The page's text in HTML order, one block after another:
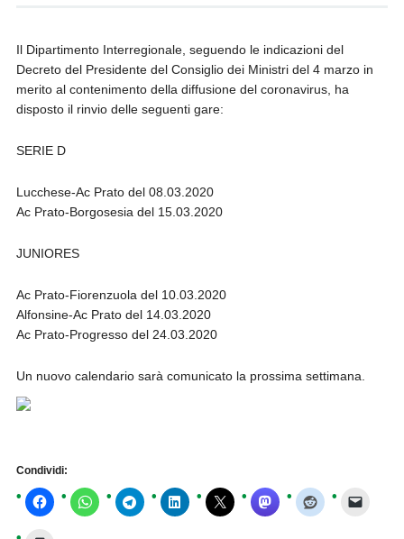
Il Dipartimento Interregionale, seguendo le indicazioni del
Decreto del Presidente del Consiglio dei Ministri del 4 marzo in
merito al contenimento della diffusione del coronavirus, ha
disposto il rinvio delle seguenti gare:
SERIE D
Lucchese-Ac Prato del 08.03.2020
Ac Prato-Borgosesia del 15.03.2020
JUNIORES
Ac Prato-Fiorenzuola del 10.03.2020
Alfonsine-Ac Prato del 14.03.2020
Ac Prato-Progresso del 24.03.2020
Un nuovo calendario sarà comunicato la prossima settimana.
Condividi: